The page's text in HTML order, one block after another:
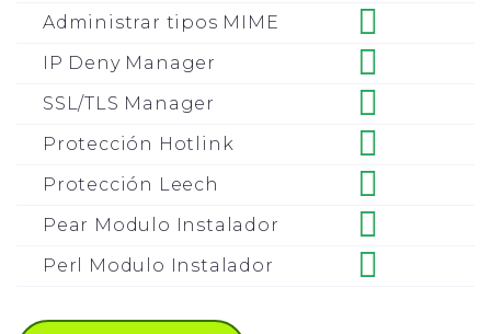
Administrar tipos MIME
IP Deny Manager
SSL/TLS Manager
Protección Hotlink
Protección Leech
Pear Modulo Instalador
Perl Modulo Instalador